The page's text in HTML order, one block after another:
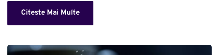
Citeste Mai Multe